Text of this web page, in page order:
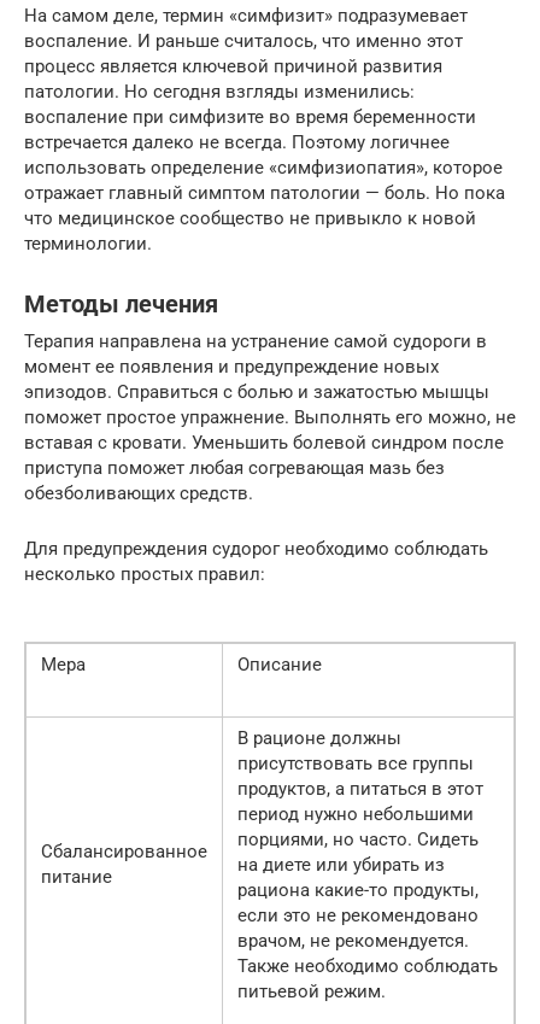
На самом деле, термин «симфизит» подразумевает
воспаление. И раньше считалось, что именно этот
процесс является ключевой причиной развития
патологии. Но сегодня взгляды изменились:
воспаление при симфизите во время беременности
встречается далеко не всегда. Поэтому логичнее
использовать определение «симфизиопатия», которое
отражает главный симптом патологии — боль. Но пока
что медицинское сообщество не привыкло к новой
терминологии.
Методы лечения
Терапия направлена на устранение самой судороги в
момент ее появления и предупреждение новых
эпизодов. Справиться с болью и зажатостью мышцы
поможет простое упражнение. Выполнять его можно, не
вставая с кровати. Уменьшить болевой синдром после
приступа поможет любая согревающая мазь без
обезболивающих средств.
Для предупреждения судорог необходимо соблюдать
несколько простых правил:
Мера Описание
Сбалансированное
питание
В рационе должны
присутствовать все группы
продуктов, а питаться в этот
период нужно небольшими
порциями, но часто. Сидеть
на диете или убирать из
рациона какие-то продукты,
если это не рекомендовано
врачом, не рекомендуется.
Также необходимо соблюдать
питьевой режим.